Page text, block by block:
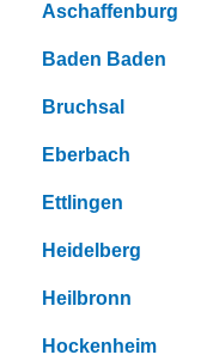
Aschaffenburg
Baden Baden
Bruchsal
Eberbach
Ettlingen
Heidelberg
Heilbronn
Hockenheim